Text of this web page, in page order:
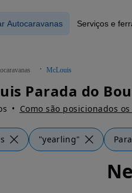
Autocaravanas Serviços e
McLouis
Parada do
Como são posicionados
"yearling"